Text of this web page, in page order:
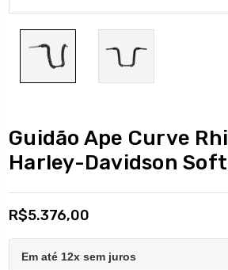
Guidão Ape Curve
Harley-Davidson
R$5.376,00
Em até 12x sem juros